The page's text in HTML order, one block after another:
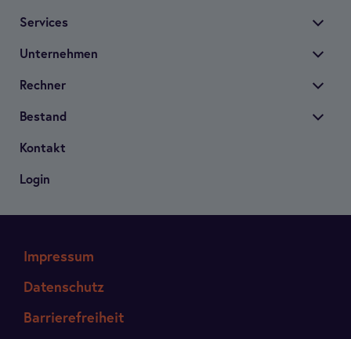
Ser­vices
Unter­neh­men
Rech­ner
Bestand
Kon­takt
Login
Impressum
Datenschutz
Barrierefreiheit